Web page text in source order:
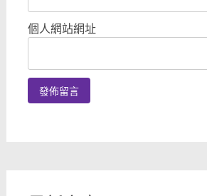
個人網站網址